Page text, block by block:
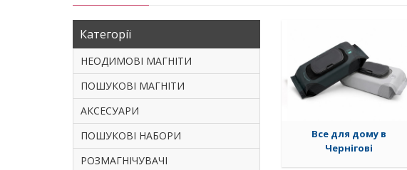
Категорії
НЕОДИМОВІ МАГНІТИ
ПОШУКОВІ МАГНІТИ
АКСЕСУАРИ
ПОШУКОВІ НАБОРИ
РОЗМАГНІЧУВАЧІ
Все для дому в
Чернігові